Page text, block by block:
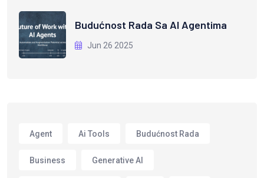
Budućnost Rada Sa AI Agentima
Jun 26 2025
Agent Ai Tools Budućnost Rada
Business Generative AI